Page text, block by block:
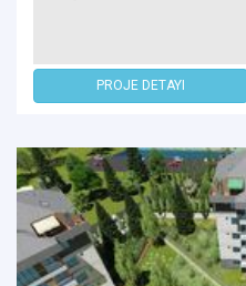
PROJE DETAYI